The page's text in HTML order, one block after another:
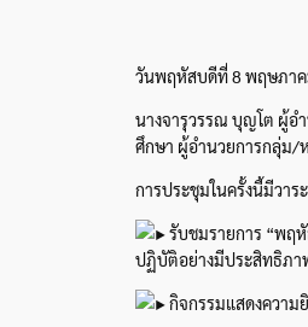
วันพฤหัสบดีที่ 8 พฤษภาค
นางจารุวรรณ บุญโต ผู้อ
ศึกษา ผู้อำนวยการกลุ่ม/
การประชุมในครั้งนี้มีวา
รับชมรายการ “พฤ
ปฏิบัติอย่างมีประสิทธิภ
กิจกรรมแสดงความ